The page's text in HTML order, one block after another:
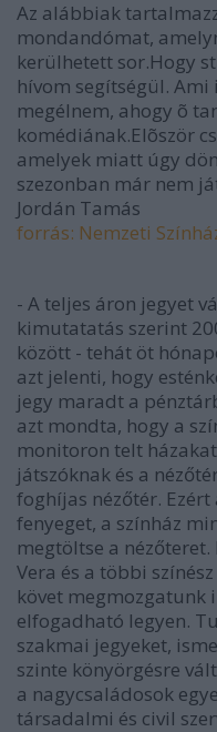
Az alábbiak
mondandómat,
kerülhetett sor.Hogy
hívom segítségül.
megélnem, ahogy õ
komédiának.Elõször
amelyek miatt úgy
szezonban már nem
Jordán Tamás
forrás: Nemzeti
- A teljes áron jegyet
kimutatatás szerint
között - tehát öt
azt jelenti, hogy
jegy maradt a
azt mondta, hogy a
monitoron telt
játszóknak és a
foghíjas nézőtér. Ezért
fenyeget, a színház
megtöltse a
Vera és a többi
követ megmozgatunk
elfogadható legyen.
szakmai jegyeket,
szinte könyörgésre
a nagycsaládosok
társadalmi és civil